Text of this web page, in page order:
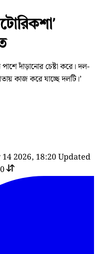
দাঁড়ানোর চেষ্টা করে। দল-
কাজ করে যাচ্ছে দলটি।’
2026, 18:20Updated